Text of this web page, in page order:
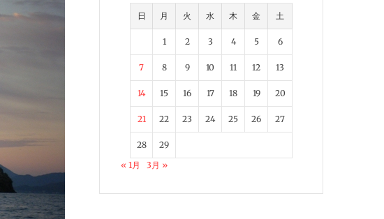
日 月 火 水 木 金 土
1 2 3 4 5 6
7 8 9 10 11 12 13
14 15 16 17 18 19 20
21 22 23 24 25 26 27
28
29
« 1月
3月 »